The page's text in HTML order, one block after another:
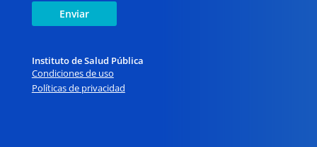
Enviar
Instituto de Salud Pública
Condiciones de uso
Políticas de privacidad